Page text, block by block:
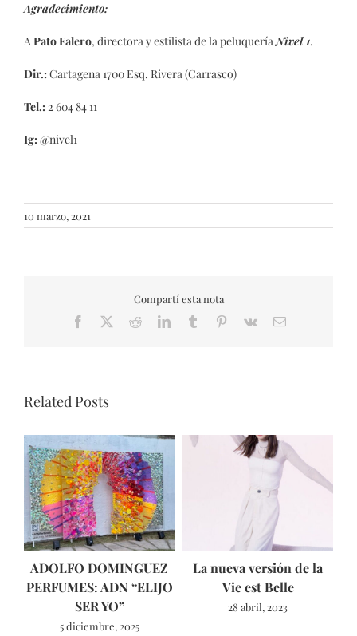
Agradecimiento:
APato Falero, directora y estilista de la peluqueríaNivel 1.
Dir.:Cartagena 1700 Esq. Rivera (Carrasco)
Tel.: 2 604 84 11
Ig:@nivel1
10 marzo, 2021
Compartí esta nota
Facebook RedditLinkedInTumblr Pinterest
Vk Email
Related Posts
ADOLFO DOMINGUEZ
PERFUMES: ADN “ELIJO
SER YO”
5 diciembre, 2025
La nueva versión de la
Vie est Belle
28 abril, 2023